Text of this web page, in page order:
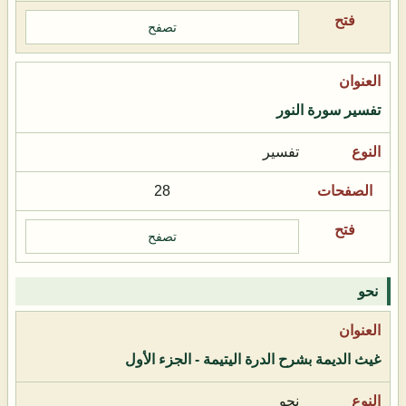
تصفح
تفسير سورة النور
تفسير
28
تصفح
نحو
غيث الديمة بشرح الدرة اليتيمة - الجزء الأول
نحو